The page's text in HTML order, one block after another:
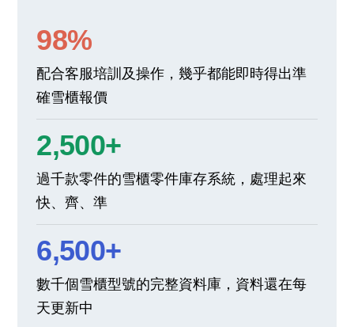
98%
配合客服培訓及操作，幾乎都能即時得出準
確雪櫃報價
2,500+
過千款零件的雪櫃零件庫存系統，處理起來
快、齊、準
6,500+
數千個雪櫃型號的完整資料庫，資料還在每
天更新中